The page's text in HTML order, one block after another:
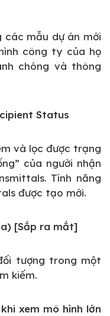
các mẫu dự án mới
công ty của họ
chóng và thông
Status
và lọc được trạng
của người nhận
Tính năng
được tạo mới.
[Sắp ra mắt]
tượng trong một
kiếm.
xem mô hình lớn